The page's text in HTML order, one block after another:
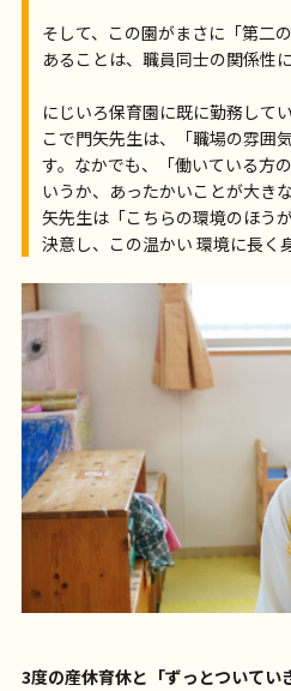
そして、この園がまさに「第二
あることは、職員同士の関係性
にじいろ保育園に既に勤務して
こで門矢先生は、「職場の雰囲
す。なかでも、「働いている方
いうか、あったかいことが大き
矢先生は「こちらの環境のほう
決意し、この温かい 環境に長く
3度の産休育休と「ずっとついてい